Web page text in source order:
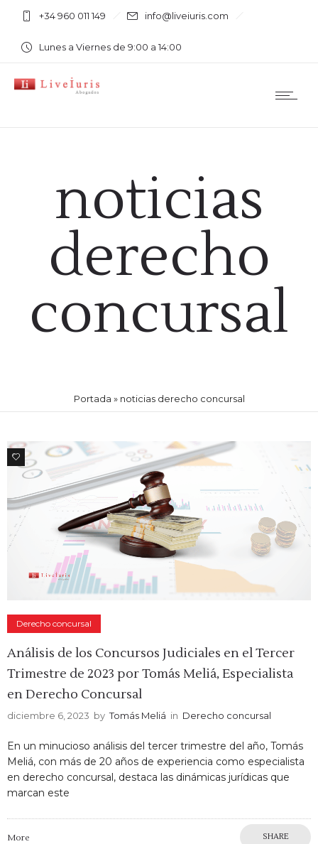
+34 960 011 149 info@liveiuris.com
Lunes a Viernes de 9:00 a 14:00
noticias
derecho
concursal
Portada » noticias derecho concursal
1
Derecho concursal
Análisis de los Concursos Judiciales en el Tercer
Trimestre de 2023 por Tomás Meliá, Especialista
en Derecho Concursal
diciembre 6, 2023 by Tomás Meliá in Derecho concursal
En un minucioso análisis del tercer trimestre del año, Tomás
Meliá, con más de 20 años de experiencia como especialista
en derecho concursal, destaca las dinámicas jurídicas que
marcan este
More SHARE